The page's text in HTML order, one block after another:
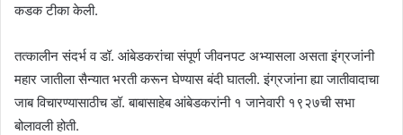
कडक टीका केली.
तत्कालीन संदर्भ व डॉ. आंबेडकरांचा संपूर्ण जीवनपट अभ्यासला असता इंग्रजांनी
महार जातीला सैन्यात भरती करून घेण्यास बंदी घातली. इंग्रजांना ह्या जातीवादाचा
जाब विचारण्यासाठीच डॉ. बाबासाहेब आंबेडकरांनी १ जानेवारी १९२७ची सभा
बोलावली होती.